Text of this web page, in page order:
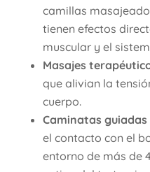
camillas
tienen efectos
muscular y el
Masajes
que alivian la
cuerpo.
Caminatas
el contacto con el
entorno de más de